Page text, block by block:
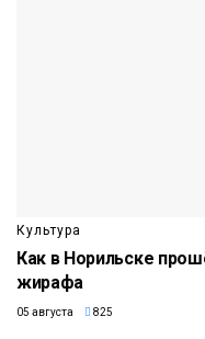
Культура
Как в Норильске
жирафа
05 августа 825